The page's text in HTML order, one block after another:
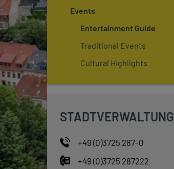
Events
Entertainment Guide
Traditional Events
Cultural Highlights
STADTVERWALTUNG
+49 (0)3725 287-0
+49 (0)3725 287222